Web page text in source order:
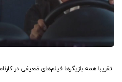
‏تقریبا همه بازیگرها فیلم‌های ضعیفی در